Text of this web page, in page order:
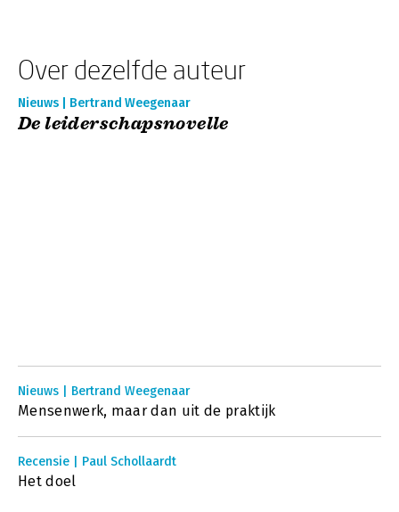
Over dezelfde auteur
Nieuws | Bertrand Weegenaar
De leiderschapsnovelle
Nieuws | Bertrand Weegenaar
Mensenwerk, maar dan uit de praktijk
Recensie | Paul Schollaardt
Het doel